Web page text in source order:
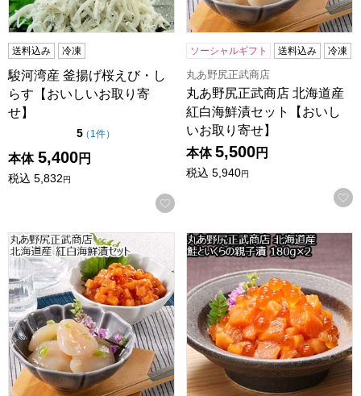
送料込み 冷凍
駿河湾産 釜揚げ桜えび・し
らす【おいしいお取り寄
せ】
5点（5点満点中）
（ 1件の評価
）
本体 5,400円
税込 5,832円
お気に入りに登録する
ソーシャルギフト 送料込み 冷凍
丸あ野尻正武商店
丸あ野尻正武商店 北海道産
紅白海鮮漬セット【おいし
いお取り寄せ】
本体 5,500円
税込 5,940円
丸あ野尻正武商店 北海道産 紅白海鮮漬セット【敬老の日】
丸あ野尻正武商店 北海道産